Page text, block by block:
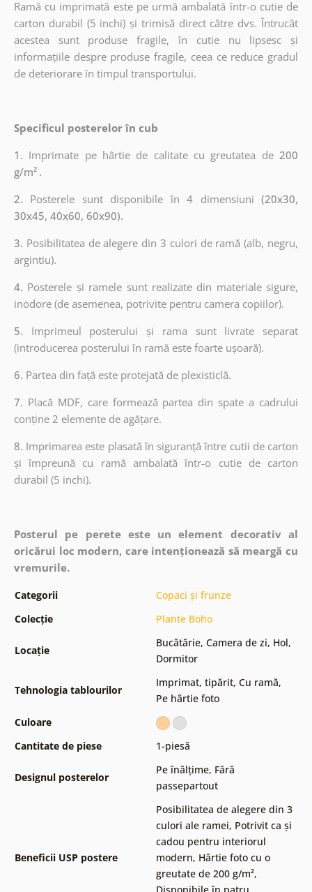
Ramă cu imprimată este pe urmă ambalată într-o cutie de
carton durabil (5 inchi) și trimisă direct către dvs. Întrucât
acestea sunt produse fragile, în cutie nu lipsesc și
informațiile despre produse fragile, ceea ce reduce gradul
de deteriorare în timpul transportului.
Specificul posterelor în cub
1. Imprimate pe hârtie de calitate cu greutatea de200
g/m² .
2. Posterele sunt disponibile în 4 dimensiuni (20x30,
30x45, 40x60, 60x90).
3. Posibilitatea de alegere din 3 culori de ramă (alb, negru,
argintiu).
4. Posterele și ramele sunt realizate din materiale sigure,
inodore (de asemenea, potrivite pentru camera copiilor).
5. Imprimeul posterului și rama sunt livrate separat
(introducerea posterului în ramă este foarte ușoară).
6. Partea din față este protejată de plexisticlă.
7. Placă MDF, care formează partea din spate a cadrului
conține 2 elemente de agățare.
8. Imprimarea este plasată în siguranță între cutii de carton
și împreună cu ramă ambalată într-o cutie de carton
durabil (5 inchi).
Posterul pe perete este un element decorativ al
oricărui loc modern, care intenționează să meargă cu
vremurile.
Categorii
Copaci și frunze
Colecție
Plante Boho
Locație
Bucătărie, Camera de zi, Hol,
Dormitor
Tehnologia tablourilor
Imprimat, tipărit, Cu ramă,
Pe hârtie foto
Culoare
Cantitate de piese
1-piesă
Designul posterelor
Pe înălțime, Fără
passepartout
Beneficii USP postere
Posibilitatea de alegere din 3
culori ale ramei, Potrivit ca și
cadou pentru interiorul
modern, Hârtie foto cu o
greutate de 200 g/m²,
Disponibile în patru